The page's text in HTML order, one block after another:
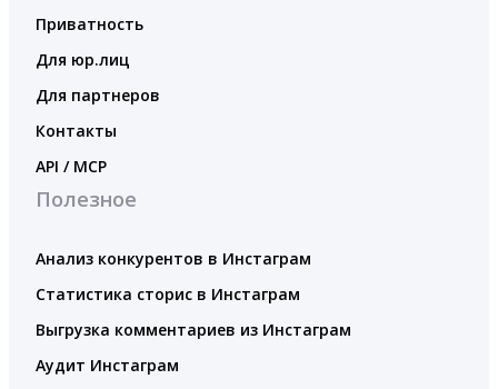
Приватность
Для юр.лиц
Для партнеров
Контакты
API / MCP
Полезное
Анализ конкурентов в Инстаграм
Статистика сторис в Инстаграм
Выгрузка комментариев из Инстаграм
Аудит Инстаграм